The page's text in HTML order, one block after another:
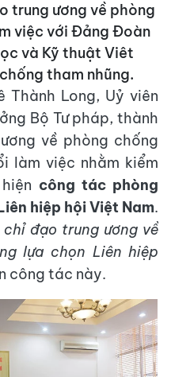
trung ương về phòng
việc với Đảng Đoàn
và Kỹ thuật Viêt
tham nhũng.
Thành Long, Uỷ viên
Bộ Tư pháp, thành
về phòng chống
làm việc nhằm kiểm
công tác phòng
hiệp hội Việt Nam.
chỉ đạo trung ương về
lựa chọn Liên hiệp
công tác này.